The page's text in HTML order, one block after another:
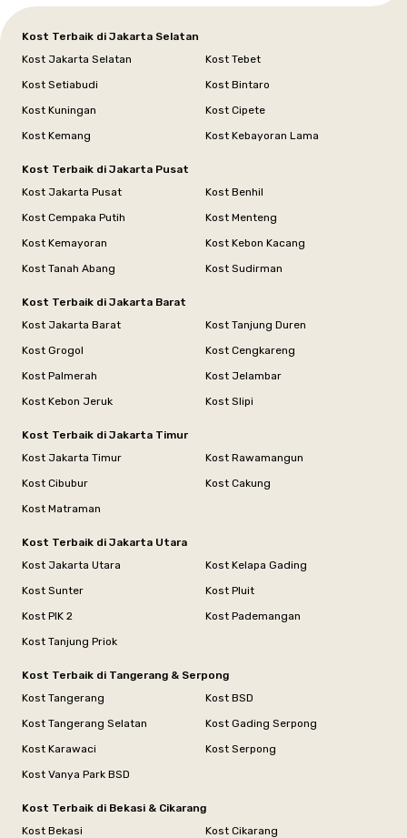
Kost Terbaik di Jakarta Selatan
Kost Jakarta Selatan
Kost Tebet
Kost Setiabudi
Kost Bintaro
Kost Kuningan
Kost Cipete
Kost Kemang
Kost Kebayoran Lama
Kost Terbaik di Jakarta Pusat
Kost Jakarta Pusat
Kost Benhil
Kost Cempaka Putih
Kost Menteng
Kost Kemayoran
Kost Kebon Kacang
Kost Tanah Abang
Kost Sudirman
Kost Terbaik di Jakarta Barat
Kost Jakarta Barat
Kost Tanjung Duren
Kost Grogol
Kost Cengkareng
Kost Palmerah
Kost Jelambar
Kost Kebon Jeruk
Kost Slipi
Kost Terbaik di Jakarta Timur
Kost Jakarta Timur
Kost Rawamangun
Kost Cibubur
Kost Cakung
Kost Matraman
Kost Terbaik di Jakarta Utara
Kost Jakarta Utara
Kost Kelapa Gading
Kost Sunter
Kost Pluit
Kost PIK 2
Kost Pademangan
Kost Tanjung Priok
Kost Terbaik di Tangerang & Serpong
Kost Tangerang
Kost BSD
Kost Tangerang Selatan
Kost Gading Serpong
Kost Karawaci
Kost Serpong
Kost Vanya Park BSD
Kost Terbaik di Bekasi & Cikarang
Kost Bekasi
Kost Cikarang